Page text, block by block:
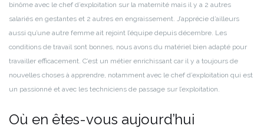
binôme avec le chef d’exploitation sur la maternité mais il y a 2 autres
salariés en gestantes et 2 autres en engraissement. J’apprécie d’ailleurs
aussi qu’une autre femme ait rejoint l’équipe depuis décembre. Les
conditions de travail sont bonnes, nous avons du matériel bien adapté pour
travailler efficacement. C’est un métier enrichissant car il y a toujours de
nouvelles choses à apprendre, notamment avec le chef d’exploitation qui est
un passionné et avec les techniciens de passage sur l’exploitation.
Où en êtes-vous aujourd’hui